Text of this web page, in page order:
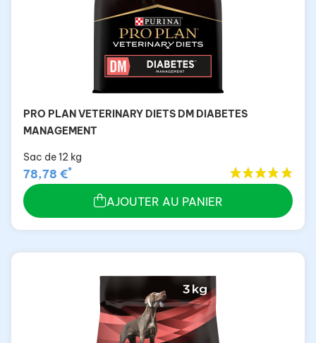
PRO PLAN VETERINARY DIETS DM DIABETES
MANAGEMENT
Sac de 12 kg
78,78 €*
AJOUTER AU PANIER